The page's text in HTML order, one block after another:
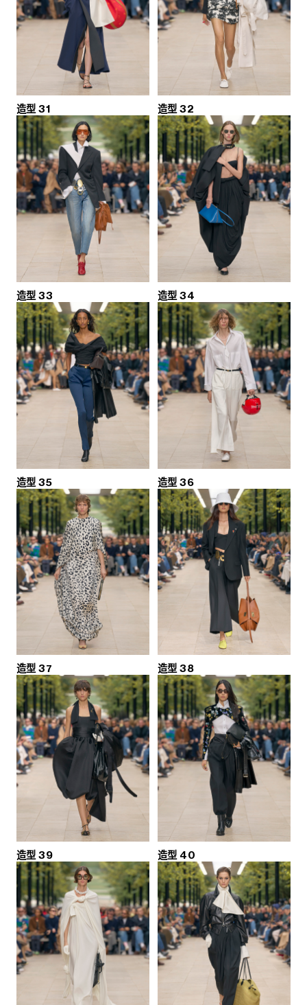
造型 31 造型 32
造型 33 造型 34
造型 35 造型 36
造型 37 造型 38
造型 39 造型 40